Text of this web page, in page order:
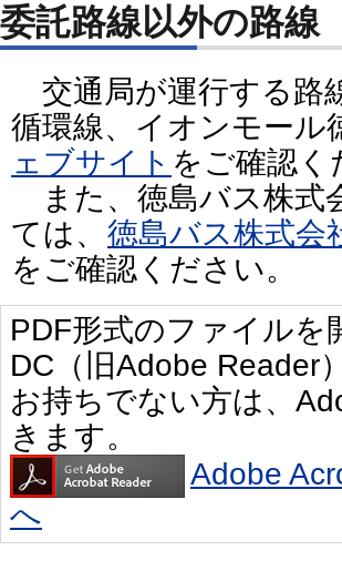
委託路線以外の路線
交通局が運行する路
循環線、イオンモール
ェブサイト をご確認く
また、徳島バス株式
ては、 徳島バス株式会
をご確認ください。
PDF形式のファイルを
DC（旧Adobe Reader
お持ちでない方は、
きます。
Adobe
へ